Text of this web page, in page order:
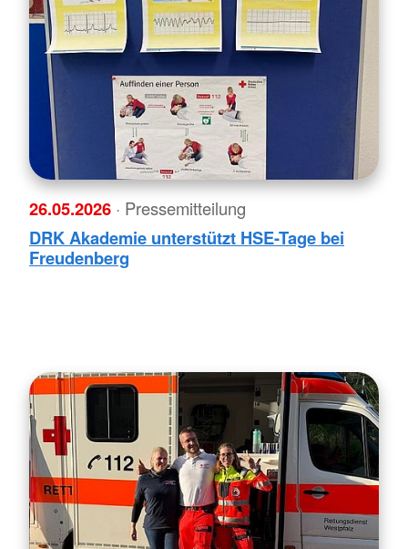
26.05.2026 · Pressemitteilung
DRK Akademie unterstützt HSE-Tage bei
Freudenberg